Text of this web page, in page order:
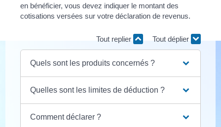
en bénéficier, vous devez indiquer le montant des
cotisations versées sur votre déclaration de revenus.
Tout replier Tout déplier
Quels sont les produits concernés ?
Quelles sont les limites de déduction ?
Comment déclarer ?